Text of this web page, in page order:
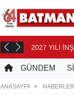
2027 YILI
GÜNDEM
ANASAYFA HABERLER